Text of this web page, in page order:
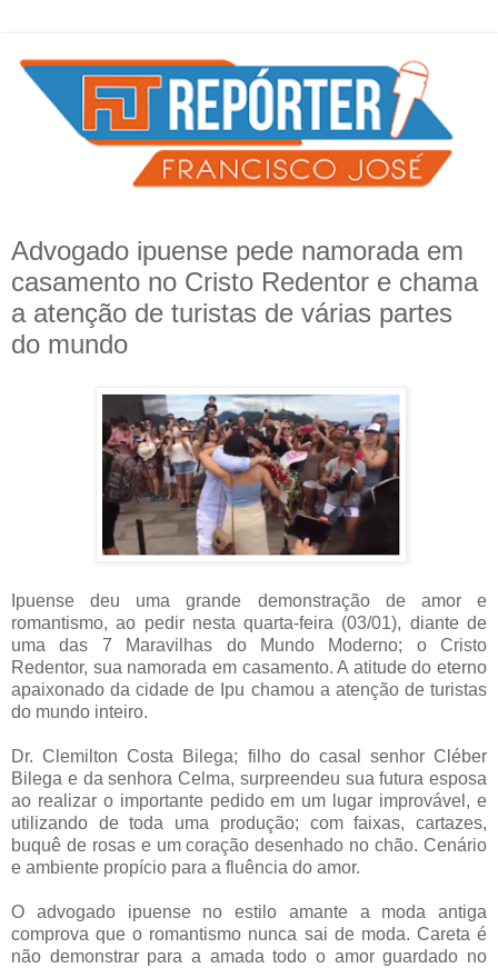
Advogado ipuense pede namorada em
casamento no Cristo Redentor e chama
a atenção de turistas de várias partes
do mundo
Ipuense deu uma grande demonstração de amor e
romantismo, ao pedir nesta quarta-feira (03/01), diante de
uma das 7 Maravilhas do Mundo Moderno; o Cristo
Redentor, sua namorada em casamento. A atitude do eterno
apaixonado da cidade de Ipu chamou a atenção de turistas
do mundo inteiro.
Dr. Clemilton Costa Bilega; filho do casal senhor Cléber
Bilega e da senhora Celma, surpreendeu sua futura esposa
ao realizar o importante pedido em um lugar improvável, e
utilizando de toda uma produção; com faixas, cartazes,
buquê de rosas e um coração desenhado no chão. Cenário
e ambiente propício para a fluência do amor.
O advogado ipuense no estilo amante a moda antiga
comprova que o romantismo nunca sai de moda. Careta é
não demonstrar para a amada todo o amor guardado no